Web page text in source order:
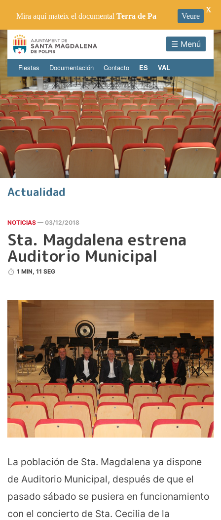
☰ Menú
Fiestas Documentación Contacto ES VAL
Actualidad
NOTICIAS — 03/12/2018
Sta. Magdalena estrena
Auditorio Municipal
1 MIN, 11 SEG
La población de Sta. Magdalena ya dispone
de Auditorio Municipal, después de que el
pasado sábado se pusiera en funcionamiento
con el concierto de Sta. Cecilia de la
Mira aquí mateix el documental Terra de Pa Veure
X